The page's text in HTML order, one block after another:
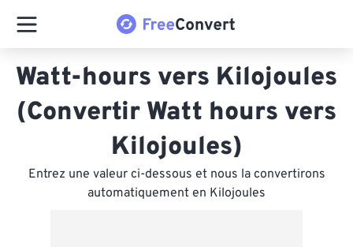
Watt-hours vers Kilojoules
(Convertir Watt hours vers
Kilojoules)
Entrez une valeur ci-dessous et nous la convertirons
automatiquement en Kilojoules